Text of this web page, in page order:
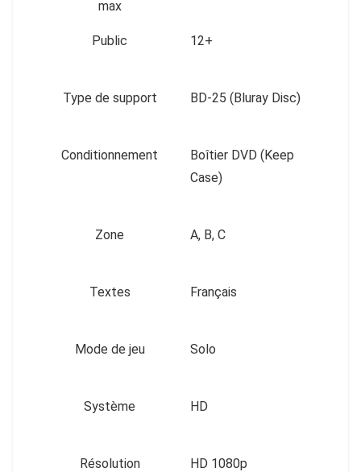
max
Public 12+
Type de support BD-25 (Bluray Disc)
Conditionnement
Boîtier DVD (Keep
Case)
Zone A, B, C
Textes Français
Mode de jeu Solo
Système HD
Résolution HD 1080p